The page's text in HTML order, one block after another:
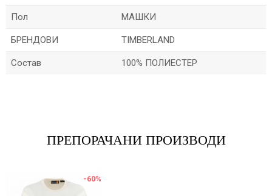
Пол МАШКИ
БРЕНДОВИ TIMBERLAND
Состав 100% ПОЛИЕСТЕР
ПРЕПОРАЧАНИ ПРОИЗВОДИ
-60%